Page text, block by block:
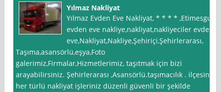
Yılmaz Nakliyat
Yılmaz Evden Eve Nakliyat, * * * * ,Etimesgut
evden eve nakliye,nakliyat,nakliyeciler evden
eve,Nakliyat,Nakliye,Şehiriçi,Şehirlerarası,
Taşıma,asansörlü,eşya,Foto
galerimiz,Firmalar,Hizmetlerimiz, taşıtmak için bizi
arayabilirsiniz. Şehirlerarası ,Asansörlü.taşımacılık . ilçesine
her türlü nakliyat işleriniz düzenli güvenli bir şekilde